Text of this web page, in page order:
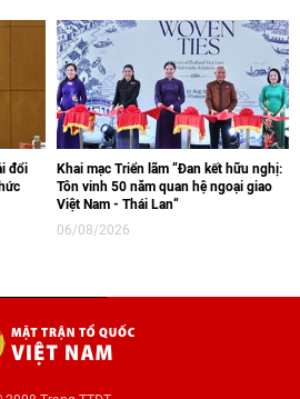
đổi
Khai mạc Triển lãm “Đan kết hữu nghị:
Tôn vinh 50 năm quan hệ ngoại giao
Việt Nam - Thái Lan“
06/08/2026